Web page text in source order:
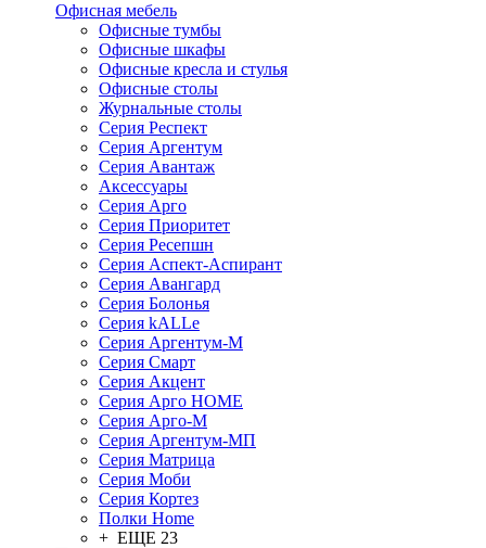
Офисная мебель
Офисные тумбы
Офисные шкафы
Офисные кресла и стулья
Офисные столы
Журнальные столы
Серия Респект
Серия Аргентум
Серия Авантаж
Аксессуары
Серия Арго
Серия Приоритет
Серия Ресепшн
Серия Аспект-Аспирант
Серия Авангард
Серия Болонья
Серия kALLe
Серия Аргентум-М
Серия Смарт
Серия Акцент
Серия Арго HOME
Серия Арго-М
Серия Аргентум-МП
Серия Матрица
Серия Моби
Серия Кортез
Полки Home
+ ЕЩЕ 23